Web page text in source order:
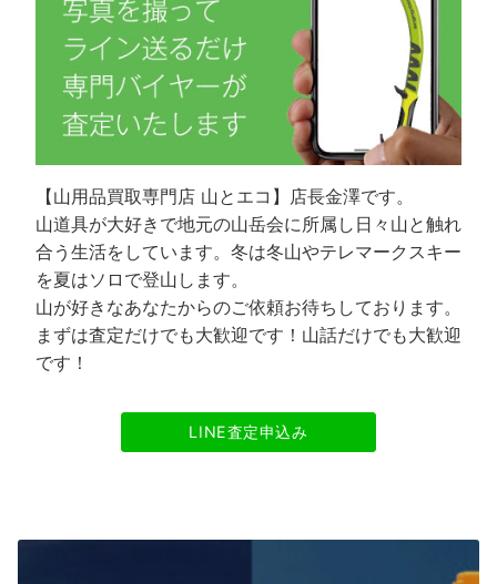
【山用品買取専門店 山とエコ】店長金澤です。
山道具が大好きで地元の山岳会に所属し日々山と触れ
合う生活をしています。冬は冬山やテレマークスキー
を夏はソロで登山します。
山が好きなあなたからのご依頼お待ちしております。
まずは査定だけでも大歓迎です！山話だけでも大歓迎
です！
LINE査定申込み